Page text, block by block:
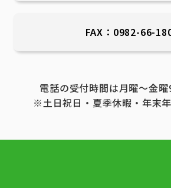
FAX：0982-66-
電話の受付時間は月曜～金
※土日祝日・夏季休暇・年末